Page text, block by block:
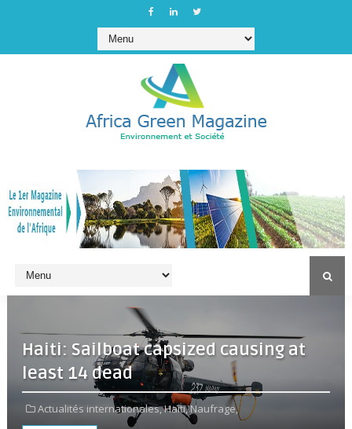
Haiti: Sailboat capsized causing at
least 14 dead
Actualités internationales,Haïti,Naufrage,